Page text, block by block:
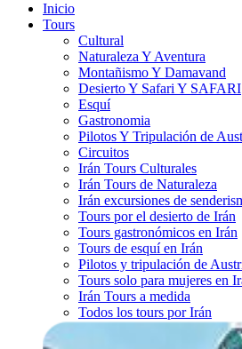
Inicio
Tours
Cultural
Naturaleza Y Aventura
Montañismo Y Damavand
Desierto Y Safari Y SAFARI
Esquí
Gastronomia
Pilotos Y Tripulación de
Circuitos
Irán Tours Culturales
Irán Tours de Naturaleza
Irán excursiones de
Tours por el desierto de Irán
Tours gastronómicos en Irán
Tours de esquí en Irán
Pilotos y tripulación de
Tours solo para mujeres en
Irán Tours a medida
Todos los tours por Irán